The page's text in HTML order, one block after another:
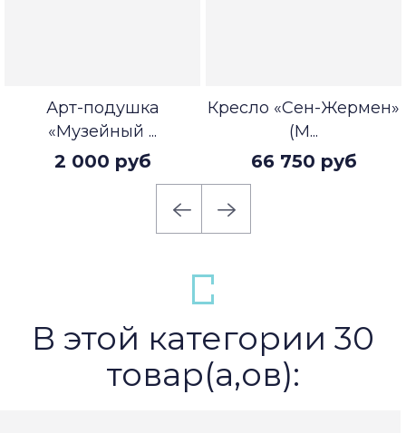
Арт-подушка
«Музейный ...
2 000 руб
Кресло «Сен-Жермен»
(М...
66 750 руб
В этой категории 30
товар(а,ов):